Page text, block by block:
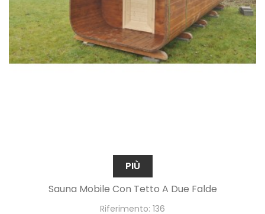
PIÙ
Sauna Mobile Con Tetto A Due Falde
Riferimento: 136